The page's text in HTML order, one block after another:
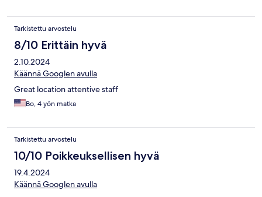
Tarkistettu arvostelu
8/10 Erittäin hyvä
2.10.2024
Käännä Googlen avulla
Great location attentive staff
Bo, 4 yön matka
Tarkistettu arvostelu
10/10 Poikkeuksellisen hyvä
19.4.2024
Käännä Googlen avulla